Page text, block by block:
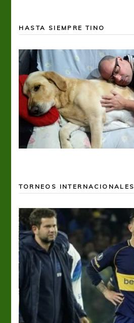
HASTA SIEMPRE TINO
TORNEOS INTERNACIONALES